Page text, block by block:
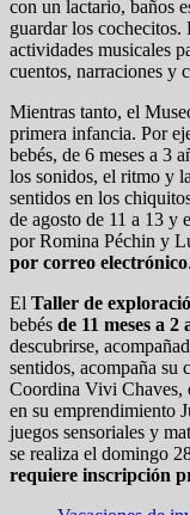
con un lactario, baños
guardar los
actividades musicales
cuentos, narraciones y
Mientras tanto, el
primera infancia. Por
bebés, de 6 meses a 3
los sonidos, el ritmo y
sentidos en los
de agosto de 11 a 13 y
por Romina Péchin y
por correo electrónico.
El Taller de
bebés de 11 meses a 2
descubrirse,
sentidos, acompaña su
Coordina Vivi Chaves,
en su emprendimiento
juegos sensoriales y
se realiza el domingo
requiere inscripción